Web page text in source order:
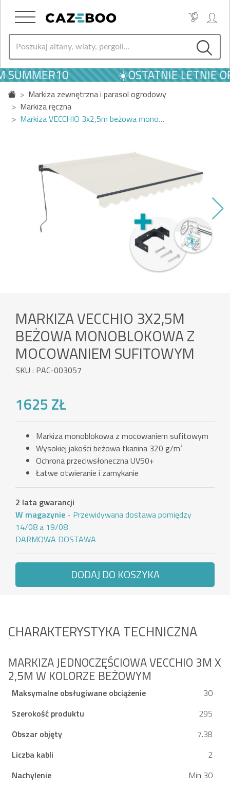
☀️OSTATNIE LETNIE
Markiza zewnętrzna i parasol ogrodowy
Markiza ręczna
Markiza VECCHIO 3x2,5m beżowa mono…
MARKIZA VECCHIO 3X2,5M
BEŻOWA MONOBLOKOWA Z
MOCOWANIEM SUFITOWYM
SKU : PAC-003057
1625 ZŁ
Markiza monoblokowa z mocowaniem sufitowym
Wysokiej jakości beżowa tkanina 320 g/m²
Ochrona przeciwsłoneczna UV50+
Łatwe otwieranie i zamykanie
2 lata gwarancji
W magazynie - Przewidywana dostawa pomiędzy
14/08 a 19/08
DARMOWA DOSTAWA
DODAJ DO KOSZYKA
CHARAKTERYSTYKA TECHNICZNA
MARKIZA JEDNOCZĘŚCIOWA VECCHIO 3M X
2,5M W KOLORZE BEŻOWYM
Maksymalne obsługiwane obciążenie
30
Szerokość produktu
295
Obszar objęty
7.38
Liczba kabli
2
Nachylenie
Min 30